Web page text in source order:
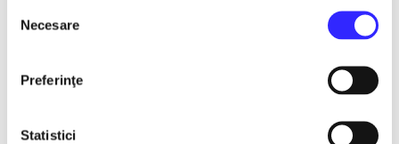
consimțământului
Necesare
Preferinţe
Statistici
✒️ TURNEUL NAȚIONAL -RAOUL-“DE DRAGUL TĂU”,
Sunt seri în care muzica nu se ascultă, ci se trăiește.
Sunt întâlniri în care nu mai contează scena, distanța sau
începe povestea acestui turneu. Pentru că „De dragul tău” nu
este doar un nume, este felul în care Raoul a ales să se